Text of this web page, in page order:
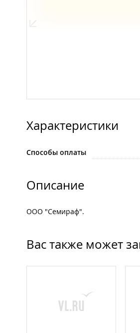
Характеристики
Способы оплаты
Описание
ООО "Семираф".
Вас также может